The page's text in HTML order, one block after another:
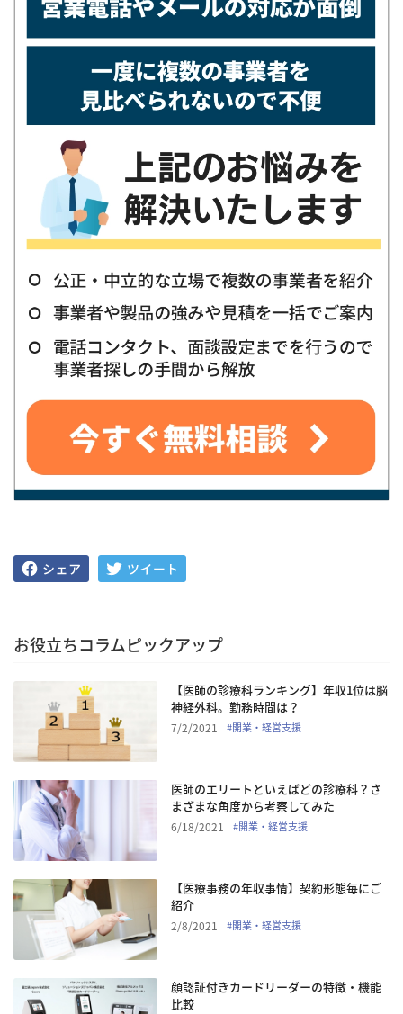
お役立ちコラムピックアップ
【医師の診療科ランキング】年収1位は脳
神経外科。勤務時間は？
7/2/2021 #開業・経営支援
医師のエリートといえばどの診療科？さ
まざまな角度から考察してみた
6/18/2021 #開業・経営支援
【医療事務の年収事情】契約形態毎にご
紹介
2/8/2021 #開業・経営支援
顔認証付きカードリーダーの特徴・機能
比較